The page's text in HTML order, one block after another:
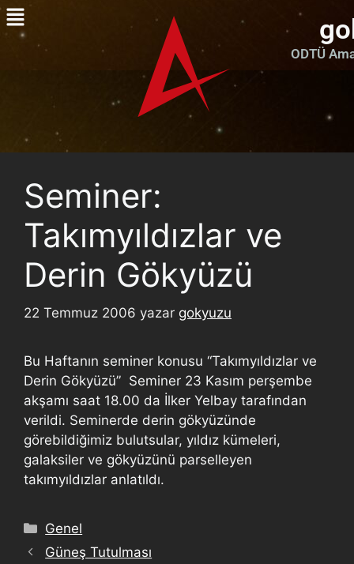
ODTÜ
Seminer:
Takımyıldızlar ve
Derin Gökyüzü
22 Temmuz 2006 yazar gokyuzu
Bu Haftanın seminer konusu “Takımyıldızlar ve
Derin Gökyüzü” Seminer 23 Kasım perşembe
akşamı saat 18.00 da İlker Yelbay tarafından
verildi. Seminerde derin gökyüzünde
görebildiğimiz bulutsular, yıldız kümeleri,
galaksiler ve gökyüzünü parselleyen
takımyıldızlar anlatıldı.
Genel
Güneş Tutulması